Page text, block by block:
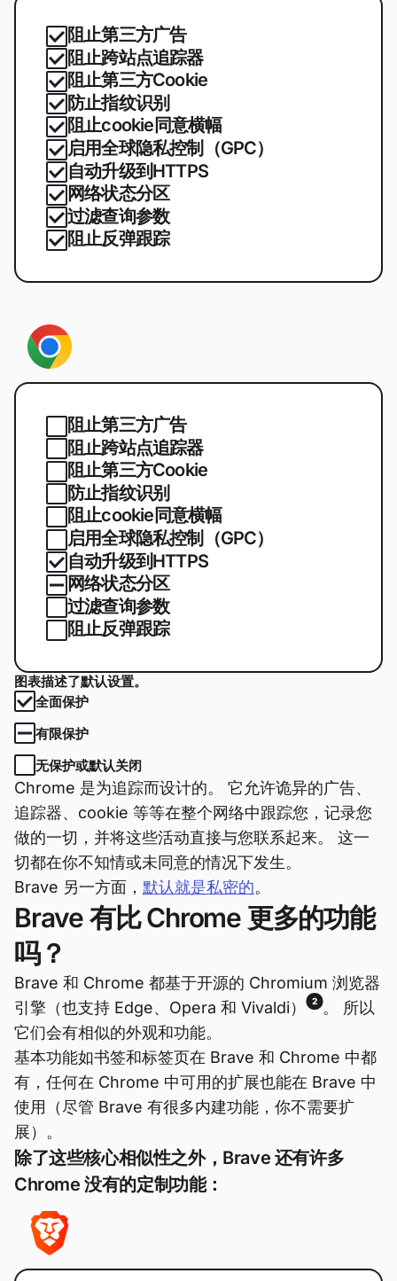
阻止第三方广告
阻止跨站点追踪器
阻止第三方Cookie
防止指纹识别
阻止cookie同意横幅
启用全球隐私控制（GPC）
自动升级到HTTPS
网络状态分区
过滤查询参数
阻止反弹跟踪
阻止第三方广告
阻止跨站点追踪器
阻止第三方Cookie
防止指纹识别
阻止cookie同意横幅
启用全球隐私控制（GPC）
自动升级到HTTPS
网络状态分区
过滤查询参数
阻止反弹跟踪
图表描述了默认设置。
全面保护
有限保护
无保护或默认关闭
Chrome 是为追踪而设计的。 它允许诡异的广告、
追踪器、cookie 等等在整个网络中跟踪您，记录您
做的一切，并将这些活动直接与您联系起来。 这一
切都在你不知情或未同意的情况下发生。
Brave 另一方面， 默认就是私密的。
Brave 有比 Chrome 更多的功能
吗？
Brave 和 Chrome 都基于开源的 Chromium 浏览器
引擎（也支持 Edge、Opera 和 Vivaldi）
2 。 所以
它们会有相似的外观和功能。
基本功能如书签和标签页在 Brave 和 Chrome 中都
有，任何在 Chrome 中可用的扩展也能在 Brave 中
使用（尽管 Brave 有很多内建功能，你不需要扩
展）。
除了这些核心相似性之外，Brave 还有许多
Chrome 没有的定制功能：